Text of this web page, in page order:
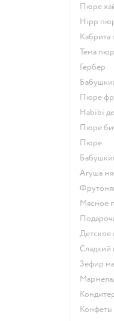
пюре
hipp
тема
гербер
пюре
habibi
пюре
пюре
агуша
зефир
конфеты